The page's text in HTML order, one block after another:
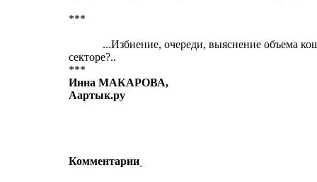
***
...Избиение, очереди, выяснение объема
секторе?..
***
Инна МАКАРОВА,
Аартык.ру
Комментарии